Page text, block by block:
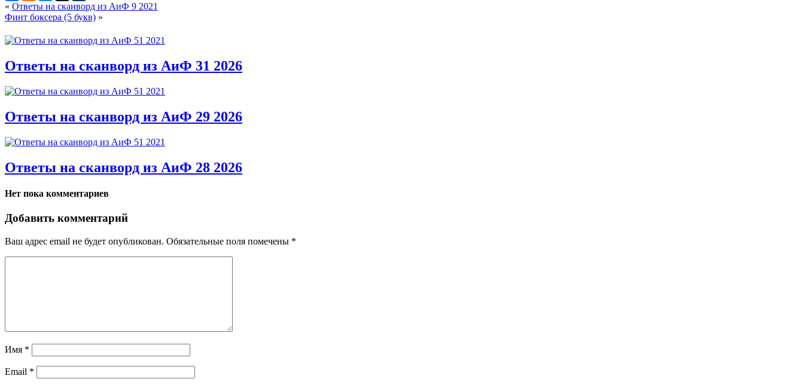
« Ответы на сканворд из АиФ 9 2021
Финт боксера (5 букв) »
Ответы на сканворд из АиФ 31 2026
Ответы на сканворд из АиФ 29 2026
Ответы на сканворд из АиФ 28 2026
Нет пока комментариев
Добавить комментарий
Ваш адрес email не будет опубликован. Обязательные поля помечены *
Имя *
Email *